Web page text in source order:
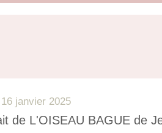
janvier 2025
de L'OISEAU BAGUE de